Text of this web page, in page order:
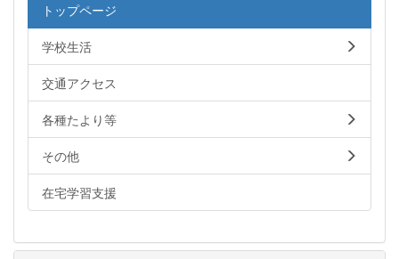
トップページ
学校生活
交通アクセス
各種たより等
その他
在宅学習支援